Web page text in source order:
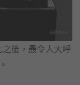
後，最令人大呼